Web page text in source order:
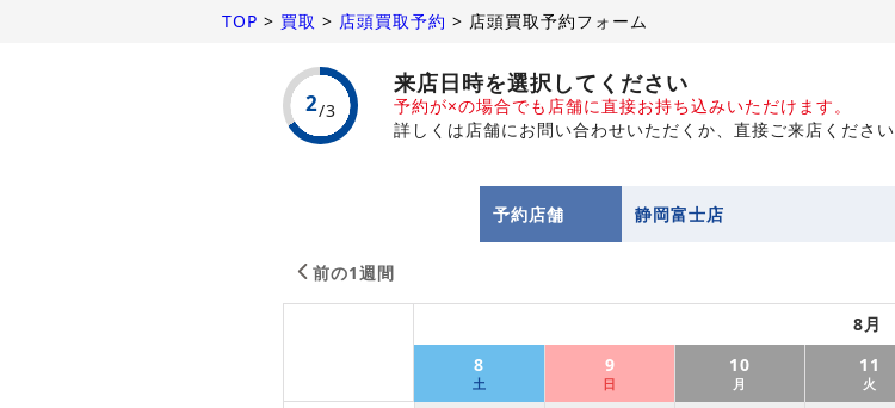
TOP > 買取 > 店頭買取予約 > 店頭買取予約フォーム
来店日時を選択してください
予約が×の場合でも店舗に直接お持ち込みいただけます。
詳しくは店舗にお問い合わせいただくか、直接ご来店ください
予約店舗 静岡富士店
前の1週間
8月
8
土
9
日
10
月
11
火